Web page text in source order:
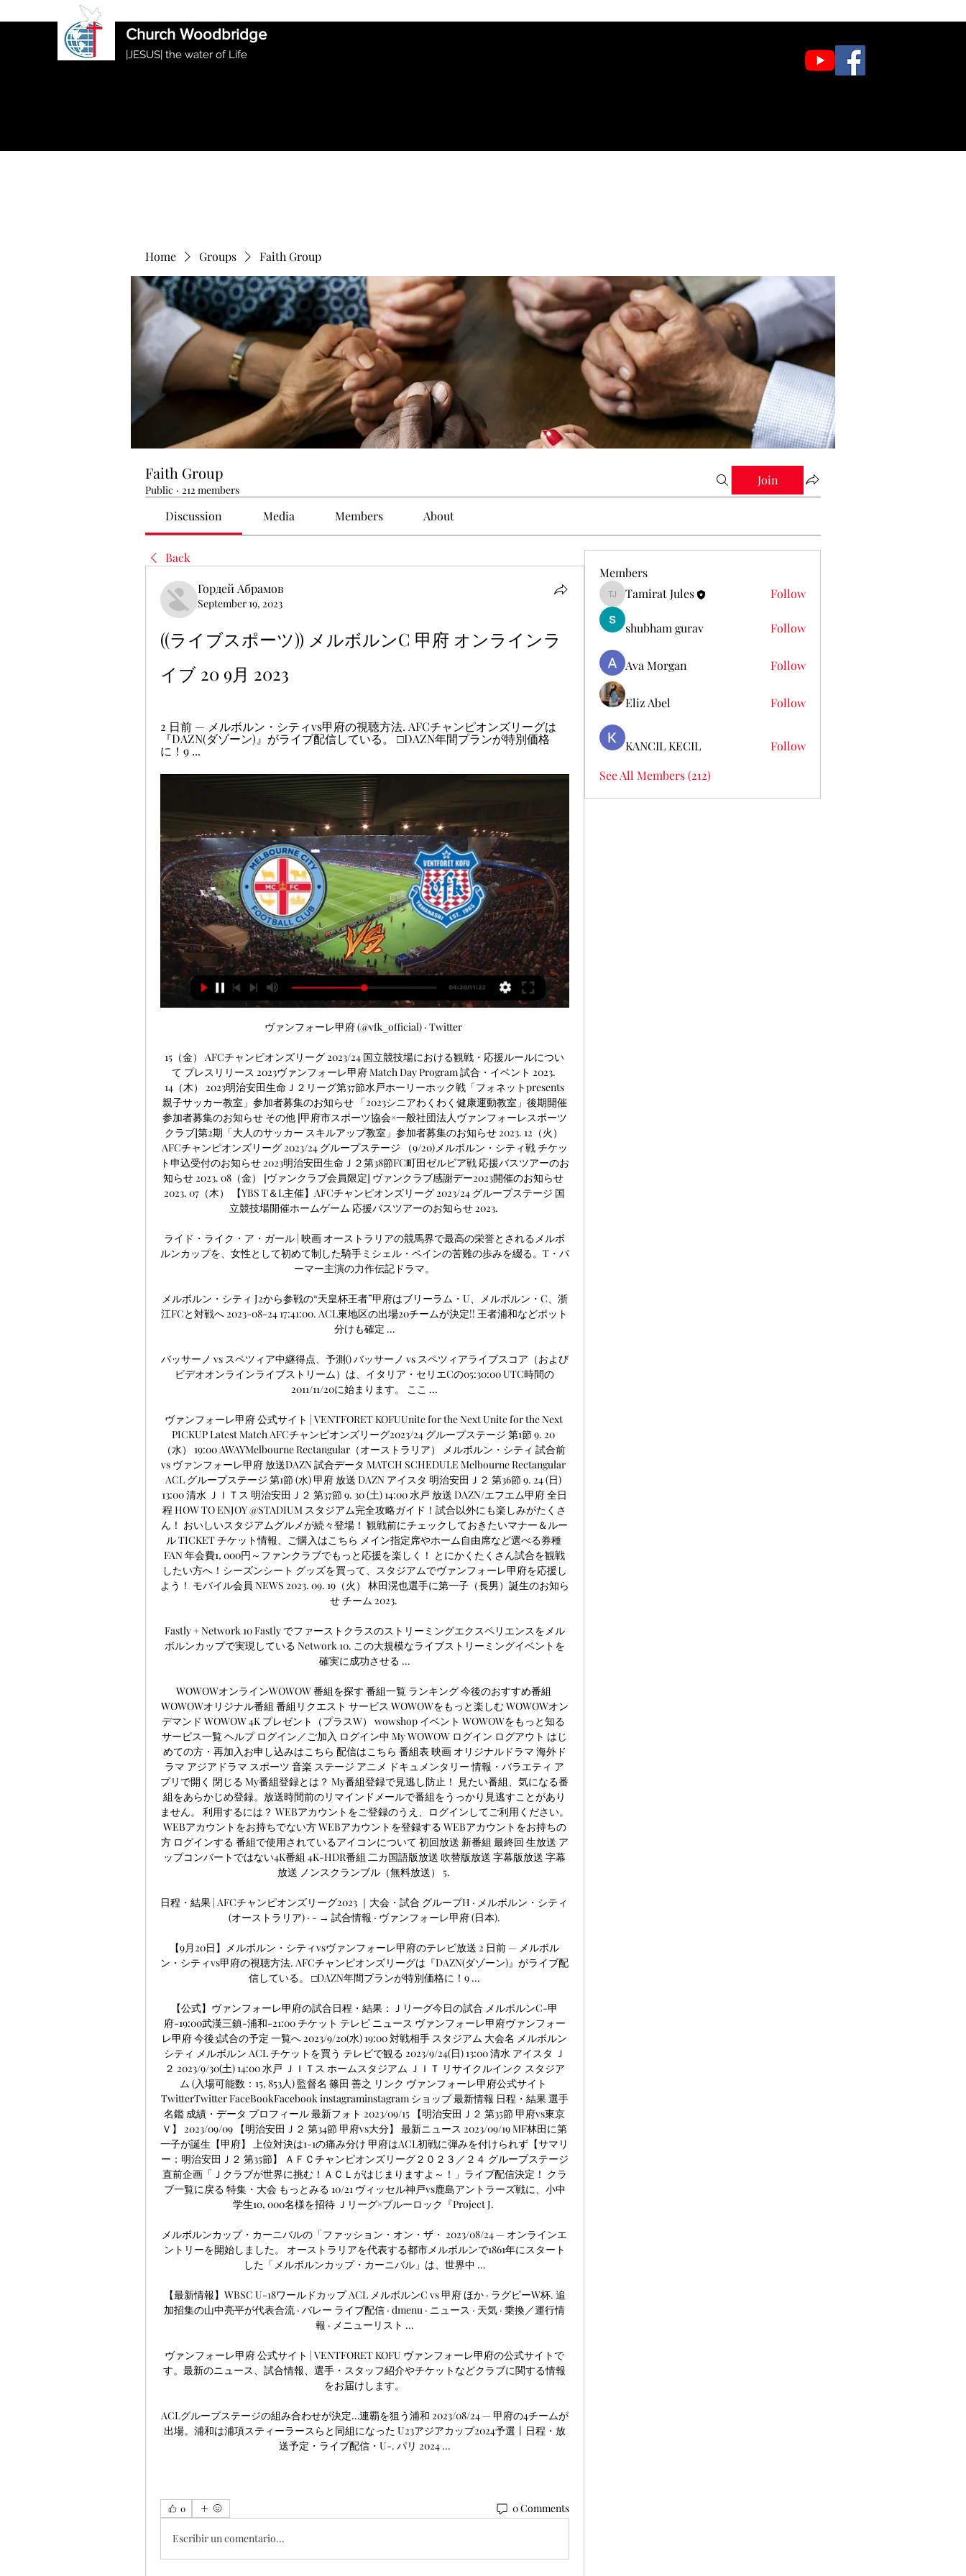
Church Woodbridge
|JESUS| the water of Life
Home Groups Faith Group
Faith Group
Public · 212 members
Join
Discussion Media Members About
Back
Гордей Абрамов
September 19, 2023
((ライブスポーツ)) メルボルンC 甲府 オンラインラ
イブ 20 9月 2023
2 日前 — メルボルン・シティvs甲府の視聴方法. AFCチャンピオンズリーグは
『DAZN(ダゾーン)』がライブ配信している。 □DAZN年間プランが特別価格
に！9 ...
ヴァンフォーレ甲府 (@vfk_official) · Twitter
15（金） AFCチャンピオンズリーグ 2023/24 国立競技場における観戦・応援ルールについ
て プレスリリース 2023ヴァンフォーレ甲府 Match Day Program 試合・イベント 2023.
14（木） 2023明治安田生命Ｊ２リーグ第37節水戸ホーリーホック戦「フォネットpresents
親子サッカー教室」参加者募集のお知らせ 「2023シニアわくわく健康運動教室」後期開催
参加者募集のお知らせ その他 [甲府市スポーツ協会×一般社団法人ヴァンフォーレスポーツ
クラブ]第2期「大人のサッカー スキルアップ教室」参加者募集のお知らせ 2023. 12（火）
AFCチャンピオンズリーグ 2023/24 グループステージ （9/20)メルボルン・シティ戦 チケッ
ト申込受付のお知らせ 2023明治安田生命Ｊ２第38節FC町田ゼルビア戦 応援バスツアーのお
知らせ 2023. 08（金） [ヴァンクラブ会員限定] ヴァンクラブ感謝デー2023開催のお知らせ
2023. 07（木） 【YBS T＆L主催】AFCチャンピオンズリーグ 2023/24 グループステージ 国
立競技場開催ホームゲーム 応援バスツアーのお知らせ 2023.
ライド・ライク・ア・ガール | 映画 オーストラリアの競馬界で最高の栄誉とされるメルボ
ルンカップを、女性として初めて制した騎手ミシェル・ペインの苦難の歩みを綴る。T・パ
ーマー主演の力作伝記ドラマ。
メルボルン・シティ J2から参戦の“天皇杯王者”甲府はブリーラム・U、メルボルン・C、浙
江FCと対戦へ 2023-08-24 17:41:00. ACL東地区の出場20チームが決定!! 王者浦和などポット
分けも確定 ...
バッサーノ vs スペツィア中継得点、予測() バッサーノ vs スペツィアライブスコア（および
ビデオオンラインライブストリーム）は、イタリア・セリエCの05:30:00 UTC時間の
2011/11/20に始まります。 ここ ...
ヴァンフォーレ甲府 公式サイト | VENTFORET KOFUUnite for the Next Unite for the Next
PICKUP Latest Match AFCチャンピオンズリーグ2023/24 グループステージ 第1節 9. 20
（水） 19:00 AWAYMelbourne Rectangular（オーストラリア） メルボルン・シティ 試合前
vs ヴァンフォーレ甲府 放送DAZN 試合データ MATCH SCHEDULE Melbourne Rectangular
ACL グループステージ 第1節 (水) 甲府 放送 DAZN アイスタ 明治安田Ｊ２ 第36節 9. 24 (日)
13:00 清水 ＪＩＴス 明治安田Ｊ２ 第37節 9. 30 (土) 14:00 水戸 放送 DAZN/エフエム甲府 全日
程 HOW TO ENJOY @STADIUM スタジアム完全攻略ガイド！試合以外にも楽しみがたくさ
ん！ おいしいスタジアムグルメが続々登場！ 観戦前にチェックしておきたいマナー＆ルー
ル TICKET チケット情報、ご購入はこちら メイン指定席やホーム自由席など選べる券種
FAN 年会費1, 000円～ファンクラブでもっと応援を楽しく！ とにかくたくさん試合を観戦
したい方へ！シーズンシート グッズを買って、スタジアムでヴァンフォーレ甲府を応援し
よう！ モバイル会員 NEWS 2023. 09. 19（火） 林田滉也選手に第一子（長男）誕生のお知ら
せ チーム 2023.
Fastly + Network 10 Fastly でファーストクラスのストリーミングエクスペリエンスをメル
ボルンカップで実現している Network 10. この大規模なライブストリーミングイベントを
確実に成功させる ...
WOWOWオンラインWOWOW 番組を探す 番組一覧 ランキング 今後のおすすめ番組
WOWOWオリジナル番組 番組リクエスト サービス WOWOWをもっと楽しむ WOWOWオン
デマンド WOWOW 4K プレゼント（プラスW） wowshop イベント WOWOWをもっと知る
サービス一覧 ヘルプ ログイン／ご加入 ログイン中 My WOWOW ログイン ログアウト はじ
めての方・再加入お申し込みはこちら 配信はこちら 番組表 映画 オリジナルドラマ 海外ド
ラマ アジアドラマ スポーツ 音楽 ステージ アニメ ドキュメンタリー 情報・バラエティ ア
プリで開く 閉じる My番組登録とは？ My番組登録で見逃し防止！ 見たい番組、気になる番
組をあらかじめ登録。放送時間前のリマインドメールで番組をうっかり見逃すことがあり
ません。 利用するには？ WEBアカウントをご登録のうえ、ログインしてご利用ください。
WEBアカウントをお持ちでない方 WEBアカウントを登録する WEBアカウントをお持ちの
方 ログインする 番組で使用されているアイコンについて 初回放送 新番組 最終回 生放送 ア
ップコンバートではない4K番組 4K-HDR番組 二カ国語版放送 吹替版放送 字幕版放送 字幕
放送 ノンスクランブル（無料放送） 5.
日程・結果 | AFCチャンピオンズリーグ2023 ｜大会・試合 グループH · メルボルン・シティ
(オーストラリア) · - → 試合情報 · ヴァンフォーレ甲府 (日本).
【9月20日】メルボルン・シティvsヴァンフォーレ甲府のテレビ放送 2 日前 — メルボル
ン・シティvs甲府の視聴方法. AFCチャンピオンズリーグは『DAZN(ダゾーン)』がライブ配
信している。 □DAZN年間プランが特別価格に！9 ...
【公式】ヴァンフォーレ甲府の試合日程・結果：Ｊリーグ今日の試合 メルボルンC-甲
府-19:00武漢三鎮-浦和-21:00 チケット テレビ ニュース ヴァンフォーレ甲府ヴァンフォー
レ甲府 今後3試合の予定 一覧へ 2023/9/20(水) 19:00 対戦相手 スタジアム 大会名 メルボルン
シティ メルボルン ACL チケットを買う テレビで観る 2023/9/24(日) 13:00 清水 アイスタ Ｊ
２ 2023/9/30(土) 14:00 水戸 ＪＩＴス ホームスタジアム ＪＩＴ リサイクルインク スタジア
ム (入場可能数：15, 853人) 監督名 篠田 善之 リンク ヴァンフォーレ甲府公式サイト
TwitterTwitter FaceBookFacebook instagraminstagram ショップ 最新情報 日程・結果 選手
名鑑 成績・データ プロフィール 最新フォト 2023/09/15 【明治安田Ｊ２ 第35節 甲府vs東京
Ｖ】 2023/09/09 【明治安田Ｊ２ 第34節 甲府vs大分】 最新ニュース 2023/09/19 MF林田に第
一子が誕生【甲府】 上位対決は1-1の痛み分け 甲府はACL初戦に弾みを付けられず【サマリ
ー：明治安田Ｊ２ 第35節】 ＡＦＣチャンピオンズリーグ２０２３／２４ グループステージ
直前企画「Ｊクラブが世界に挑む！ＡＣＬがはじまりますよ～！」ライブ配信決定！ クラ
ブ一覧に戻る 特集・大会 もっとみる 10/21 ヴィッセル神戸vs鹿島アントラーズ戦に、小中
学生10, 000名様を招待 Ｊリーグ×ブルーロック『Project J.
メルボルンカップ・カーニバルの「ファッション・オン・ザ・ 2023/08/24 — オンラインエ
ントリーを開始しました。 オーストラリアを代表する都市メルボルンで1861年にスタート
した「メルボルンカップ・カーニバル」は、世界中 ...
【最新情報】WBSC U-18ワールドカップ ACL メルボルンC vs 甲府 ほか · ラグビーW杯. 追
加招集の山中亮平が代表合流 · バレー ライブ配信 · dmenu · ニュース · 天気 · 乗換／運行情
報 · メニューリスト ...
ヴァンフォーレ甲府 公式サイト | VENTFORET KOFU ヴァンフォーレ甲府の公式サイトで
す。最新のニュース、試合情報、選手・スタッフ紹介やチケットなどクラブに関する情報
をお届けします。
ACLグループステージの組み合わせが決定…連覇を狙う浦和 2023/08/24 — 甲府の4チームが
出場。浦和は浦項スティーラースらと同組になった U23アジアカップ2024予選丨日程・放
送予定・ライブ配信・U-. パリ 2024 ...
0 0 Comments
Escribir un comentario...
Members
Tamirat Jules
Tamirat Jules Follow
shubham gurav Follow
Ava Morgan Follow
Eliz Abel Follow
KANCIL KECIL
Follow
See All Members (212)